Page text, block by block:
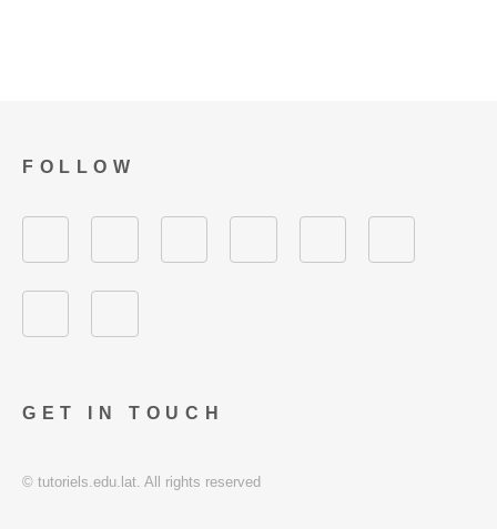
GET IN TOUCH
FOLLOW
© tutoriels.edu.lat. All rights reserved